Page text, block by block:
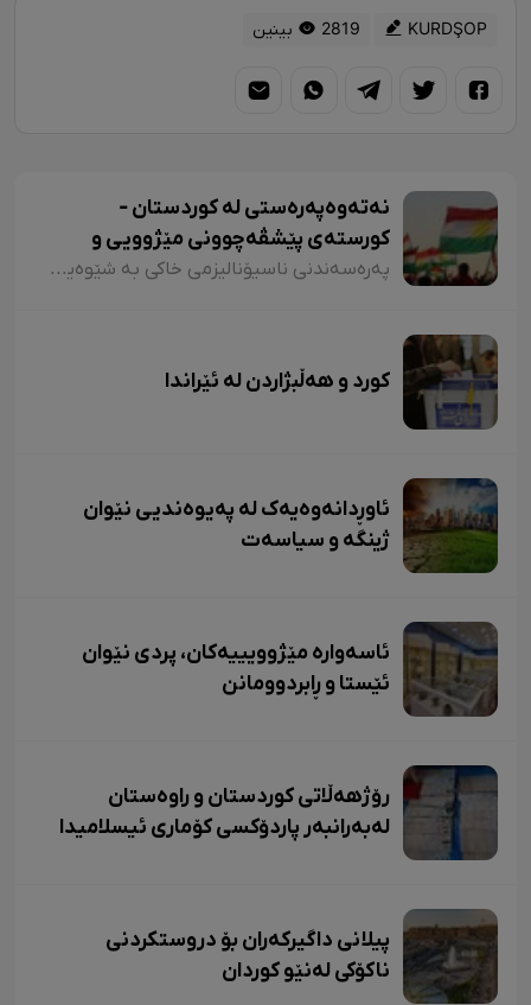
KURDŞOP 2819 بینین
نەتەوەپەرەستی لە کوردستان -
کورستەی پێشڤەچوونی مێژوویی و
کەلتووری-سیاسی
پەرەسەندنی ناسیۆنالیزمی خاکی بە شێوەیەکی سەرەکی بەربەستی دابڕانی ڕۆشنبیرانی کورد لە خاکەکەیان بوو. بیرۆکەی تورکەکان بۆ ئەوەی کورد بێ ڕۆشنبیر بێت و بەردەوام بن لە ئاسمیلەکردن، تا ڕادەیەکی زۆر ئامانجەکانی خۆی بەدی هێناوە. ئەم پچڕانە کاریگەریی قوڵی لەسەر بیرکردنەوەی ڕۆشنبیرانی کورد هەبوو، بەتایبەتی ڕێگریی لە دروستبوونی چەمکی ناسیۆنالیزمی نیشتمانپەروەرانە کرد.
کورد و هەڵبژاردن لە ئێراندا
ئاوڕدانەوەیەک لە پەیوەندیی نێوان
ژینگە و سیاسەت
ئاسەوارە مێژوویییەکان، پردی نێوان
ئێستا و ڕابردوومانن
رۆژهەڵاتی کوردستان و راوەستان
لەبەرانبەر پاردۆکسی کۆماری ئیسلامیدا
پیلانی داگیرکەران بۆ دروستکردنی
ناکۆکی لەنێو کوردان